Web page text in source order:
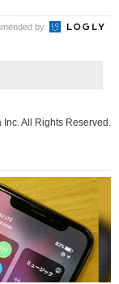
by
All Rights Reserved.